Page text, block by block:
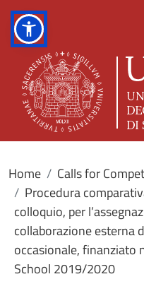
Home
Calls for
Procedura
colloquio, per
collaborazione esterna
occasionale, finanziato
School 2019/2020